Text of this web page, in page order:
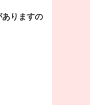
りますの